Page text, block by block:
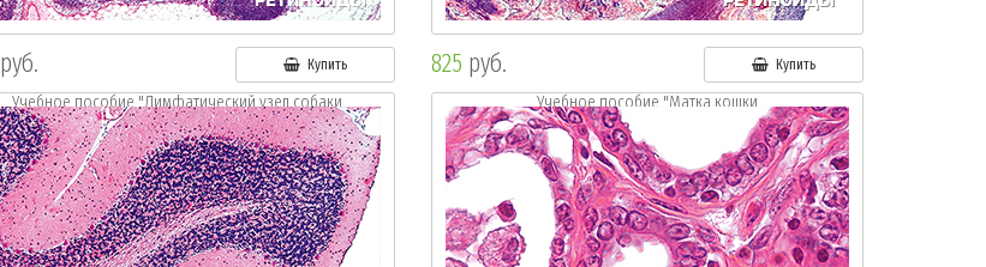
руб. Купить
Учебное пособие "Лимфатический узел собаки.
Окр.: г.-э."
825 руб. Купить
Учебное пособие "Матка кошки
Окр.: г.-э."